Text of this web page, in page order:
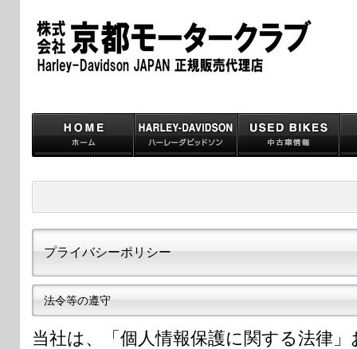
プライバシーポリシー
法令等の遵守
当社は、「個人情報保護に関する法律